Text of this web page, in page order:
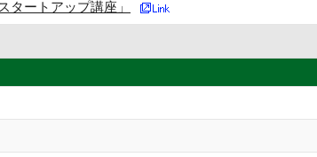
ートアップ講座」